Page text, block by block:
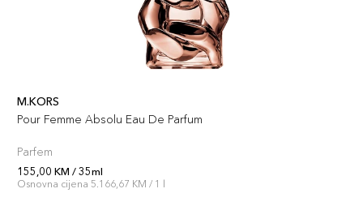
M.KORS
Pour Femme Absolu Eau De Parfum
Parfem
155,00 KM / 35ml
Osnovna cijena 5.166,67 KM / 1 l